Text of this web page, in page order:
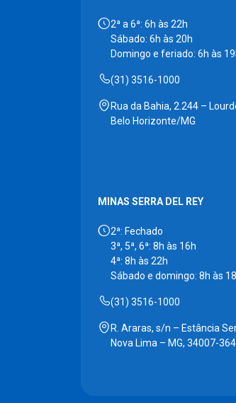
2ª a 6ª: 6h às 22h
Sábado: 6h às 20h
Domingo e feriado: 6h às
(31) 3516-1000
Rua da Bahia, 2.244 –
Belo Horizonte/MG
MINAS SERRA DEL REY
2ª: Fechado
3ª, 5ª, 6ª: 8h às 16h
4ª: 8h às 22h
Sábado e domingo: 8h às
(31) 3516-1000
R. Araras, s/n – Estância
Nova Lima – MG, 34007-364